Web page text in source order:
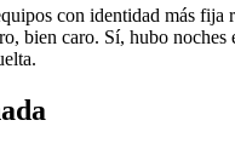
con identidad más
bien caro. Sí, hubo